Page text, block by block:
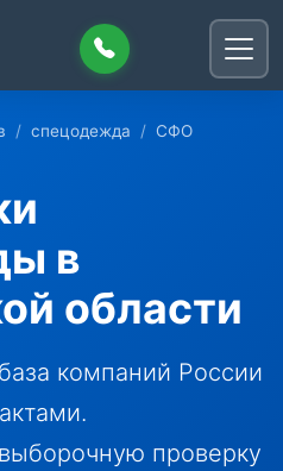
спецодежда
СФО
в
области
компаний России
проверку